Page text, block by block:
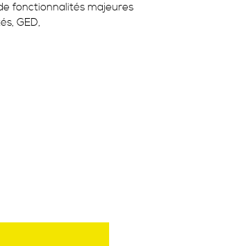
fonctionnalités majeures
GED,